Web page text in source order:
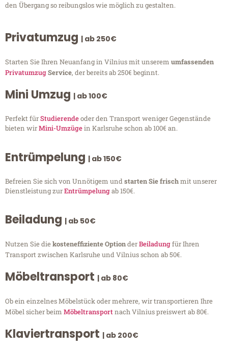
den Übergang so reibungslos wie möglich zu gestalten.
Privatumzug | ab 250€
Starten Sie Ihren Neuanfang in Vilnius mit unserem umfassenden
PrivatumzugService, der bereits ab 250€ beginnt.
Mini Umzug | ab 100€
Perfekt fürStudierendeoder den Transport weniger Gegenstände
bieten wirMini-Umzügein Karlsruhe schon ab 100€ an.
Entrümpelung | ab 150€
Befreien Sie sich von Unnötigem undstarten Sie frischmit unserer
Dienstleistung zurEntrümpelungab 150€.
Beiladung | ab 50€
Nutzen Sie diekosteneffiziente OptionderBeiladungfür Ihren
Transport zwischen Karlsruhe und Vilnius schon ab 50€.
Möbeltransport | ab 80€
Ob ein einzelnes Möbelstück oder mehrere, wir transportieren Ihre
Möbel sicher beim Möbeltransportnach Vilnius preiswert ab 80€.
Klaviertransport | ab 200€